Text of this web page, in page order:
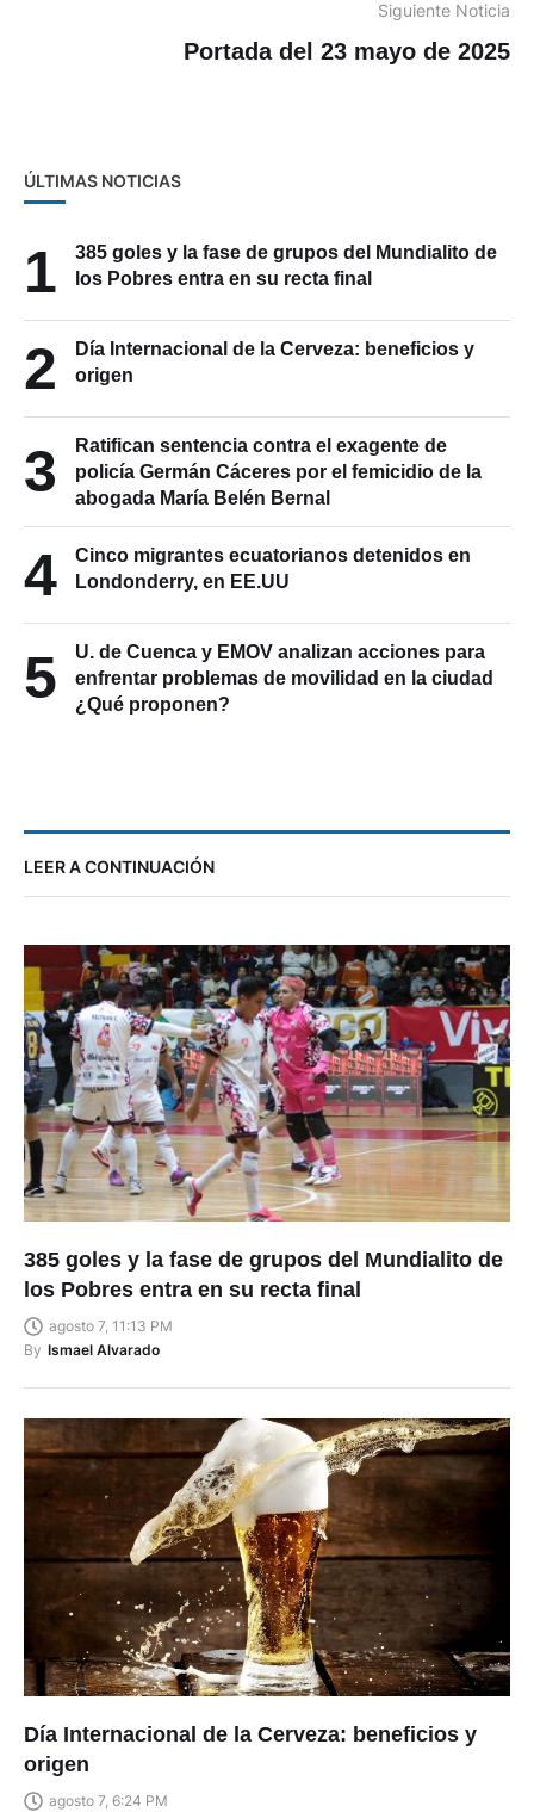
Portada del 23 mayo de 2025
1
los Pobres entra en su recta final
2
Día Internacional de la Cerveza: beneficios y
origen
3
Ratifican sentencia contra el exagente de
policía Germán Cáceres por el femicidio de la
abogada María Belén Bernal
4
Cinco migrantes ecuatorianos detenidos en
Londonderry, en EE.UU
5
U. de Cuenca y EMOV analizan acciones para
enfrentar problemas de movilidad en la ciudad
¿Qué proponen?
LEER A CONTINUACIÓN
385 goles y la fase de grupos del Mundialito de
los Pobres entra en su recta final
agosto 7, 11:13 PM
By
Ismael Alvarado
Día Internacional de la Cerveza: beneficios y
origen
agosto 7, 6:24 PM
By
Raúl Sacta Domínguez